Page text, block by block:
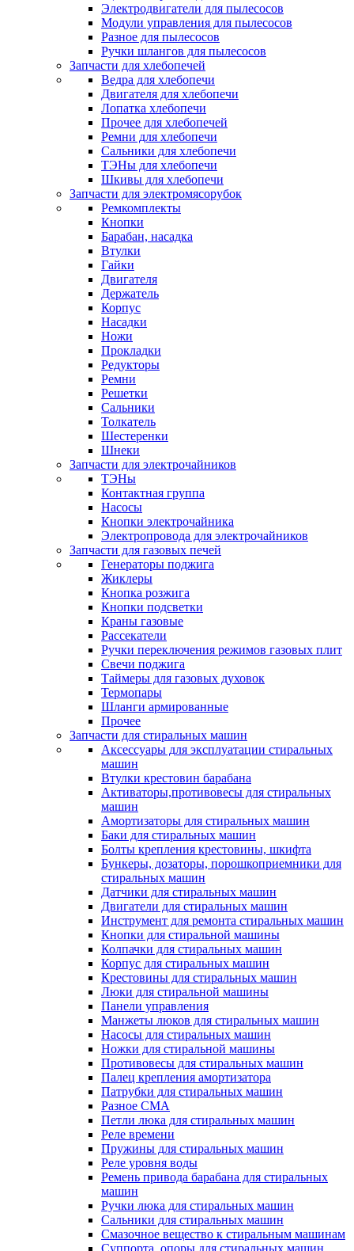
Электродвигатели для пылесосов
Модули управления для пылесосов
Разное для пылесосов
Ручки шлангов для пылесосов
Запчасти для хлебопечей
Ведра для хлебопечи
Двигателя для хлебопечи
Лопатка хлебопечи
Прочее для хлебопечей
Ремни для хлебопечи
Сальники для хлебопечи
ТЭНы для хлебопечи
Шкивы для хлебопечи
Запчасти для электромясорубок
Ремкомплекты
Кнопки
Барабан, насадка
Втулки
Гайки
Двигателя
Держатель
Корпус
Насадки
Ножи
Прокладки
Редукторы
Ремни
Решетки
Сальники
Толкатель
Шестеренки
Шнеки
Запчасти для электрочайников
ТЭНы
Контактная группа
Насосы
Кнопки электрочайника
Электропровода для электрочайников
Запчасти для газовых печей
Генераторы поджига
Жиклеры
Кнопка розжига
Кнопки подсветки
Краны газовые
Рассекатели
Ручки переключения режимов газовых плит
Свечи поджига
Таймеры для газовых духовок
Термопары
Шланги армированные
Прочее
Запчасти для стиральных машин
Аксессуары для эксплуатации стиральных
машин
Втулки крестовин барабана
Активаторы,противовесы для стиральных
машин
Амортизаторы для стиральных машин
Баки для стиральных машин
Болты крепления крестовины, шкифта
Бункеры, дозаторы, порошкоприемники для
стиральных машин
Датчики для стиральных машин
Двигатели для стиральных машин
Инструмент для ремонта стиральных машин
Кнопки для стиральной машины
Колпачки для стиральных машин
Корпус для стиральных машин
Крестовины для стиральных машин
Люки для стиральной машины
Панели управления
Манжеты люков для стиральных машин
Насосы для стиральных машин
Ножки для стиральной машины
Противовесы для стиральных машин
Палец крепления амортизатора
Патрубки для стиральных машин
Разное СМА
Петли люка для стиральных машин
Реле времени
Пружины для стиральных машин
Реле уровня воды
Ремень привода барабана для стиральных
машин
Ручки люка для стиральных машин
Сальники для стиральных машин
Смазочное вещество к стиральным машинам
Суппорта, опоры для стиральных машин